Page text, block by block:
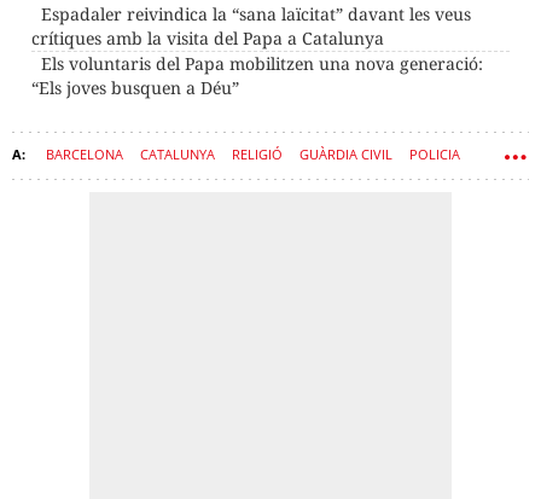
Espadaler reivindica la “sana laïcitat” davant les veus
crítiques amb la visita del Papa a Catalunya
Els voluntaris del Papa mobilitzen una nova generació:
“Els joves busquen a Déu”
BARCELONA CATALUNYA RELIGIÓ GUÀRDIA CIVIL POLICIA